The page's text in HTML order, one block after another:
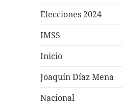
Elecciones 2024
IMSS
Inicio
Joaquín Díaz Mena
Nacional